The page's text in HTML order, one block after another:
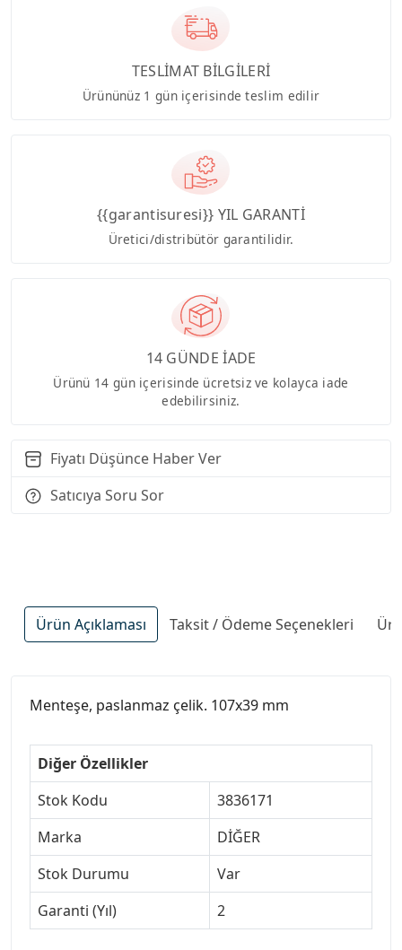
TESLİMAT BİLGİLERİ
Ürününüz 1 gün içerisinde teslim edilir
{{garantisuresi}} YIL GARANTİ
Üretici/distribütör garantilidir.
14 GÜNDE İADE
Ürünü 14 gün içerisinde ücretsiz ve kolayca iade
edebilirsiniz.
Fiyatı Düşünce Haber Ver
Satıcıya Soru Sor
Ürün Açıklaması Taksit / Ödeme Seçenekleri
Menteşe, paslanmaz çelik. 107x39 mm
Diğer Özellikler
Stok Kodu
3836171
Marka
DİĞER
Stok Durumu
Var
Garanti (Yıl)
2